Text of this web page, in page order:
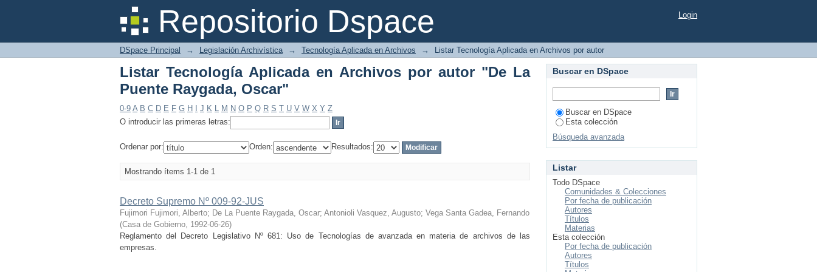
Repositorio Dspace
Listar Tecnología Aplicada en Archivos por autor "De La Puente Raygada, Oscar"Login
DSpace Principal → Legislación Archivística → Tecnología Aplicada en Archivos → Listar Tecnología Aplicada en Archivos por autor
Listar Tecnología Aplicada en Archivos por autor "De La
Puente Raygada, Oscar"
0-9 A B C D E F G H J K L M N O P Q R S T U V W X Y Z
O introducir las primeras letras:
Ordenar por: Orden: Resultados:
Mostrando ítems 1-1 de 1
Decreto Supremo Nº 009-92-JUS
Fujimori Fujimori, Alberto; De La Puente Raygada, Oscar; Antonioli Vasquez, Augusto; Vega Santa Gadea, Fernando
(Casa de Gobierno, 1992-06-26)
Reglamento del Decreto Legislativo Nº 681: Uso de Tecnologías de avanzada en materia de archivos de las
empresas.
Buscar en DSpace
Buscar en DSpace
Esta colección
Búsqueda avanzada
Listar
Todo DSpace
Comunidades & Colecciones
Por fecha de publicación
Autores
Títulos
Materias
Esta colección
Por fecha de publicación
Autores
Títulos